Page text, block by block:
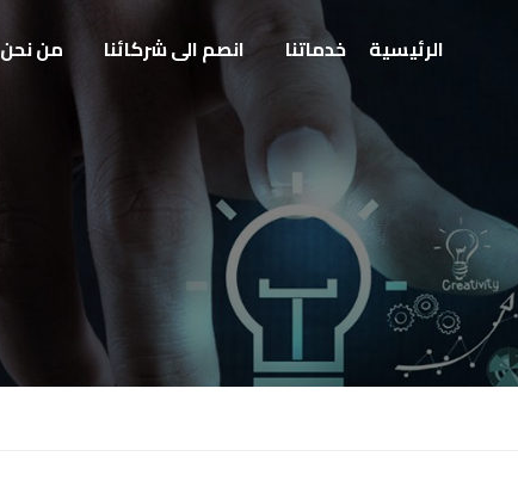
الرئيسية خدماتنا انصم الى شركائنا من نحن